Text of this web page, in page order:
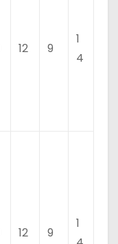
12 9
1
4
12 9
1